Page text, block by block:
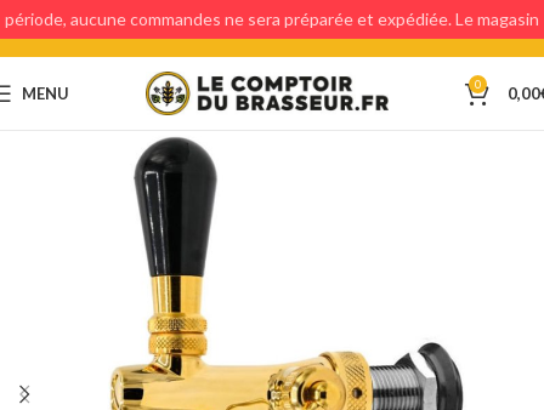
MENU 0 0,00
période, aucune commandes ne sera préparée et expédiée. Le magasin
étant fermé, aucun retraits en magasin ne sera possible.